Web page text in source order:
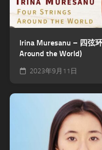
Irina Muresanu – 四弦
Around the World)
2023年9月11日